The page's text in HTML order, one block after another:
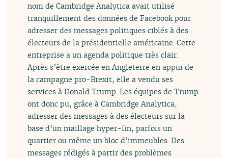
nom de Cambridge Analytica avait utilisé
tranquillement des données de Facebook pour
adresser des messages politiques ciblés à des
électeurs de la présidentielle américaine. Cette
entreprise a un agenda politique très clair.
Après s’être exercée en Angleterre en appui de
la campagne pro-Brexit, elle a vendu ses
services à Donald Trump. Les équipes de Trump
ont donc pu, grâce à Cambridge Analytica,
adresser des messages à des électeurs sur la
base d’un maillage hyper-fin, parfois un
quartier ou même un bloc d’immeubles. Des
messages rédigés à partir des problèmes